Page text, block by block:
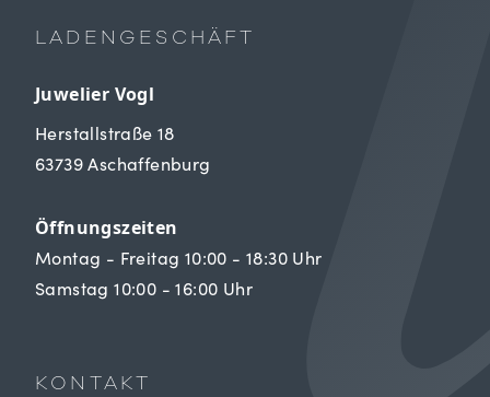
LADENGESCHÄFT
Juwelier Vogl
Herstallstraße 18
63739 Aschaffenburg
Öffnungszeiten
Montag - Freitag 10:00 - 18:30 Uhr
Samstag 10:00 - 16:00 Uhr
KONTAKT